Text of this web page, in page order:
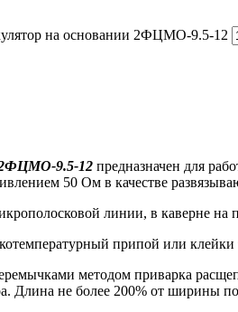
на основании 2ФЦМО-9.5-12
2ФЦМО-9.5-12 предназначен для
50 Ом в качестве
линии, в каверне на
припой или
методом приварка
Длина не более 200% от ширины